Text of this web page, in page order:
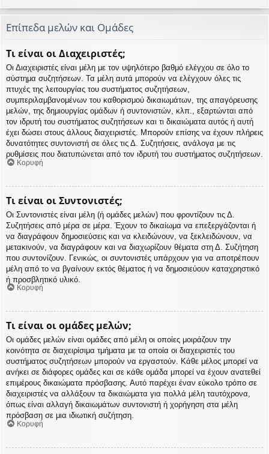
Επίπεδα μελών και Ομάδες
Τι είναι οι Διαχειριστές;
Οι Διαχειριστές είναι μέλη με τον υψηλότερο βαθμό ελέγχου σε όλο το
σύστημα συζητήσεων. Τα μέλη αυτά μπορούν να ελέγχουν όλες τις
πτυχές της λειτουργίας του συστήματος συζητήσεων,
συμπεριλαμβανομένων του καθορισμού δικαιωμάτων, της απαγόρευσης
μελών, της δημιουργίας ομάδων ή συντονιστών, κλπ., εξαρτώνται από
τον ιδρυτή του συστήματος συζητήσεων και τι δικαιώματα αυτός ή αυτή
έχει δώσει στους άλλους διαχειριστές. Μπορούν επίσης να έχουν πλήρεις
δυνατότητες συντονιστή σε όλες τις Δ. Συζητήσεις, ανάλογα με τις
ρυθμίσεις που διατυπώνεται από τον ιδρυτή του συστήματος συζητήσεων.
Κορυφή
Τι είναι οι Συντονιστές;
Οι Συντονιστές είναι μέλη (ή ομάδες μελών) που φροντίζουν τις Δ.
Συζητήσεις από μέρα σε μέρα. Έχουν το δικαίωμα να επεξεργάζονται ή
να διαγράφουν δημοσιεύσεις και να κλειδώνουν, να ξεκλειδώνουν, να
μετακινούν, να διαγράφουν και να διαχωρίζουν θέματα στη Δ. Συζήτηση
που συντονίζουν. Γενικώς, οι συντονιστές υπάρχουν για να αποτρέπουν
μέλη από το να βγαίνουν εκτός θέματος ή να δημοσιεύουν καταχρηστικό
ή προσβλητικό υλικό.
Κορυφή
Τι είναι οι ομάδες μελών;
Οι ομάδες μελών είναι ομάδες από μέλη οι οποίες μοιράζουν την
κοινότητα σε διαχειρίσιμα τμήματα με τα οποία οι διαχειριστές του
συστήματος συζητήσεων μπορούν να εργαστούν. Κάθε μέλος μπορεί να
ανήκει σε διάφορες ομάδες και σε κάθε ομάδα μπορεί να έχουν ανατεθεί
επιμέρους δικαιώματα πρόσβασης. Αυτό παρέχει έναν εύκολο τρόπο σε
διαχειριστές να αλλάξουν τα δικαιώματα για πολλά μέλη ταυτόχρονα,
όπως είναι αλλαγή δικαιωμάτων συντονιστή ή χορήγηση στα μέλη
πρόσβαση σε μια ιδιωτική συζήτηση.
Κορυφή